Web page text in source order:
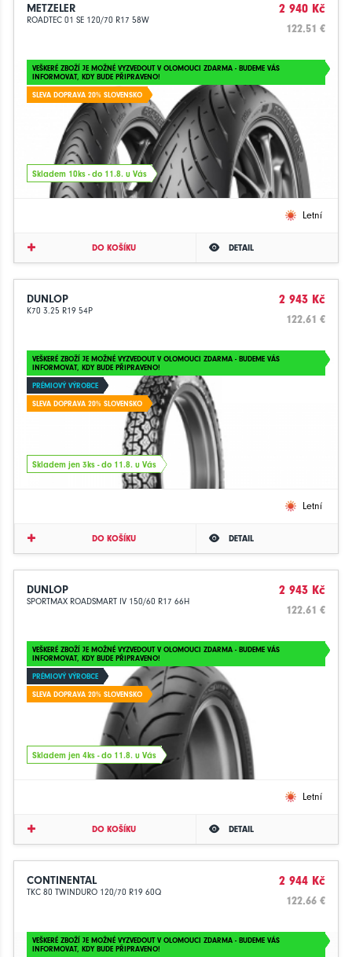
METZELER
ROADTEC 01 SE 120/70 R17 58W
2 940 Kč
122.51 €
VEŠKERÉ ZBOŽÍ JE MOŽNÉ VYZVEDOUT V OLOMOUCI ZDARMA - BUDEME VÁS
INFORMOVAT, KDY BUDE PŘIPRAVENO!
SLEVA DOPRAVA 20% SLOVENSKO
Skladem 10ks - do 11.8. u Vás
Letní
DO KOŠÍKU DETAIL
DUNLOP
K70 3.25 R19 54P
2 943 Kč
122.61 €
VEŠKERÉ ZBOŽÍ JE MOŽNÉ VYZVEDOUT V OLOMOUCI ZDARMA - BUDEME VÁS
INFORMOVAT, KDY BUDE PŘIPRAVENO!
PRÉMIOVÝ VÝROBCE
SLEVA DOPRAVA 20% SLOVENSKO
Skladem jen 3ks - do 11.8. u Vás
Letní
DO KOŠÍKU DETAIL
DUNLOP
SPORTMAX ROADSMART IV 150/60 R17 66H
2 943 Kč
122.61 €
VEŠKERÉ ZBOŽÍ JE MOŽNÉ VYZVEDOUT V OLOMOUCI ZDARMA - BUDEME VÁS
INFORMOVAT, KDY BUDE PŘIPRAVENO!
PRÉMIOVÝ VÝROBCE
SLEVA DOPRAVA 20% SLOVENSKO
Skladem jen 4ks - do 11.8. u Vás
Letní
DO KOŠÍKU DETAIL
CONTINENTAL
TKC 80 TWINDURO 120/70 R19 60Q
2 944 Kč
122.66 €
VEŠKERÉ ZBOŽÍ JE MOŽNÉ VYZVEDOUT V OLOMOUCI ZDARMA - BUDEME VÁS
INFORMOVAT, KDY BUDE PŘIPRAVENO!